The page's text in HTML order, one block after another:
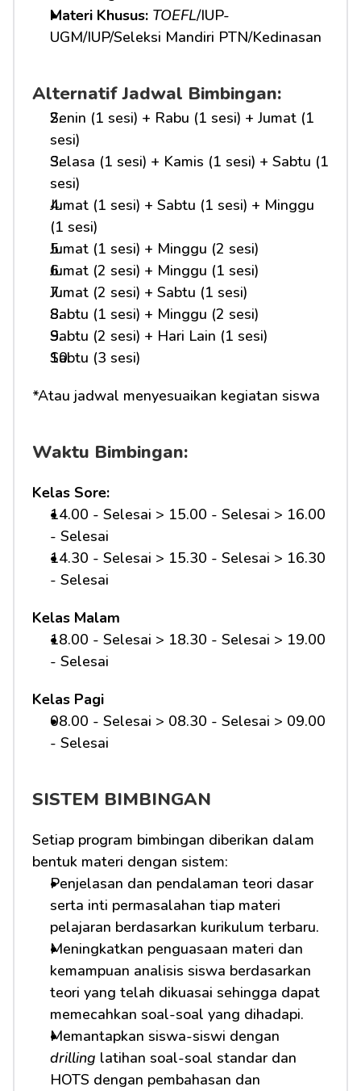
Materi Khusus: TOEFL/IUP-
UGM/IUP/Seleksi Mandiri PTN/Kedinasan
Alternatif Jadwal Bimbingan:
Senin (1 sesi) + Rabu (1 sesi) + Jumat (1
sesi)
Selasa (1 sesi) + Kamis (1 sesi) + Sabtu (1
sesi)
Jumat (1 sesi) + Sabtu (1 sesi) + Minggu
(1 sesi)
Jumat (1 sesi) + Minggu (2 sesi)
Jumat (2 sesi) + Minggu (1 sesi)
Jumat (2 sesi) + Sabtu (1 sesi)
Sabtu (1 sesi) + Minggu (2 sesi)
Sabtu (2 sesi) + Hari Lain (1 sesi)
Sabtu (3 sesi)
*Atau jadwal menyesuaikan kegiatan siswa
Waktu Bimbingan:
Kelas Sore:
14.00 - Selesai > 15.00 - Selesai > 16.00
- Selesai
14.30 - Selesai > 15.30 - Selesai > 16.30
- Selesai
Kelas Malam
18.00 - Selesai > 18.30 - Selesai > 19.00
- Selesai
Kelas Pagi
08.00 - Selesai > 08.30 - Selesai > 09.00
- Selesai
SISTEM BIMBINGAN
Setiap program bimbingan diberikan dalam
bentuk materi dengan sistem:
Penjelasan dan pendalaman teori dasar
serta inti permasalahan tiap materi
pelajaran berdasarkan kurikulum terbaru.
Meningkatkan penguasaan materi dan
kemampuan analisis siswa berdasarkan
teori yang telah dikuasai sehingga dapat
memecahkan soal-soal yang dihadapi.
drilling latihan soal-soal standar dan
HOTS dengan pembahasan dan